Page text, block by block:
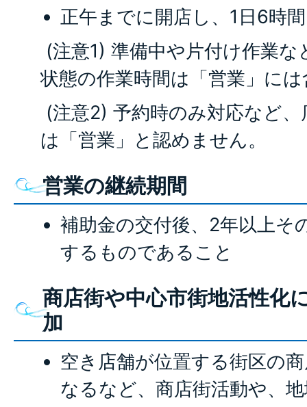
正午までに開店し、1日6時
(注意1) 準備中や片付け作業
状態の作業時間は「営業」に
(注意2) 予約時のみ対応など
は「営業」と認めません。
営業の継続期間
補助金の交付後、2年以上そ
するものであること
商店街や中心市街地活性化
加
空き店舗が位置する街区の
なるなど、商店街活動や、